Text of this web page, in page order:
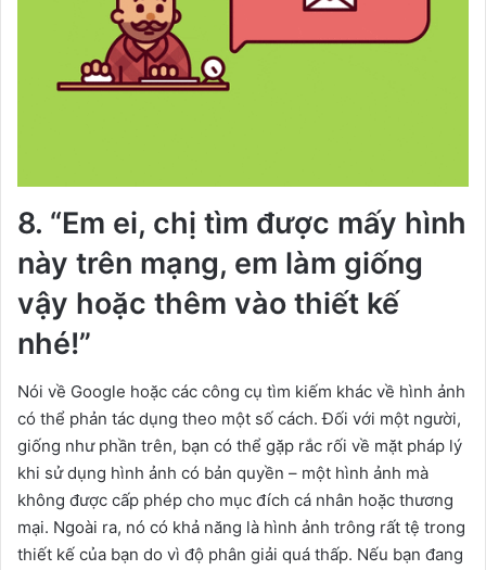
8. “Em ei, chị tìm được mấy hình
này trên mạng, em làm giống
vậy hoặc thêm vào thiết kế
nhé!”
Nói về Google hoặc các công cụ tìm kiếm khác về hình ảnh
có thể phản tác dụng theo một số cách. Đối với một người,
giống như phần trên, bạn có thể gặp rắc rối về mặt pháp lý
khi sử dụng hình ảnh có bản quyền – một hình ảnh mà
không được cấp phép cho mục đích cá nhân hoặc thương
mại. Ngoài ra, nó có khả năng là hình ảnh trông rất tệ trong
thiết kế của bạn do vì độ phân giải quá thấp. Nếu bạn đang